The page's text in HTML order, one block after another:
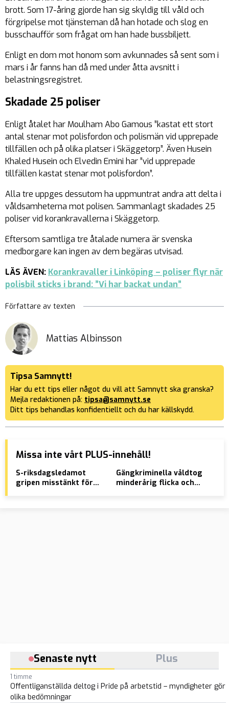
brott. Som 17-åring gjorde han sig skyldig till våld och
förgripelse mot tjänsteman då han hotade och slog en
busschaufför som frågat om han hade bussbiljett.
Enligt en dom mot honom som avkunnades så sent som i
mars i år fanns han då med under åtta avsnitt i
belastningsregistret.
Skadade 25 poliser
Enligt åtalet har Moulham Abo Gamous ”kastat ett stort
antal stenar mot polisfordon och polismän vid upprepade
tillfällen och på olika platser i Skäggetorp”. Även Husein
Khaled Husein och Elvedin Emini har ”vid upprepade
tillfällen kastat stenar mot polisfordon”.
Alla tre uppges dessutom ha uppmuntrat andra att delta i
våldsamheterna mot polisen. Sammanlagt skadades 25
poliser vid korankravallerna i Skäggetorp.
Eftersom samtliga tre åtalade numera är svenska
medborgare kan ingen av dem begäras utvisad.
LÄS ÄVEN: Korankravaller i Linköping – poliser flyr när
polisbil sticks i brand: ”Vi har backat undan”
Författare av texten
Mattias Albinsson
Tipsa Samnytt!
Har du ett tips eller något du vill att Samnytt ska granska?
Mejla redaktionen på: tipsa@samnytt.se
Ditt tips behandlas konfidentiellt och du har källskydd.
Missa inte vårt PLUS-innehåll!
S-riksdagsledamot
gripen misstänkt för
Gängkriminella våldtog
minderårig flicka och
Senaste nytt Plus
1 timme
Offentliganställda deltog i Pride på arbetstid – myndigheter gör
olika bedömningar